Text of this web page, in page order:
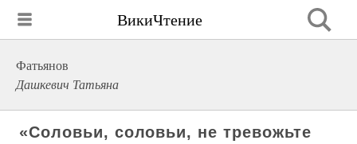
ВикиЧтение
Фатьянов
Дашкевич Татьяна
«Соловьи, соловьи, не тревожьте